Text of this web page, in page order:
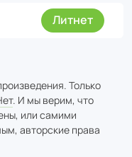
Литнет
Только
. И мы верим, что
или самими
авторские права